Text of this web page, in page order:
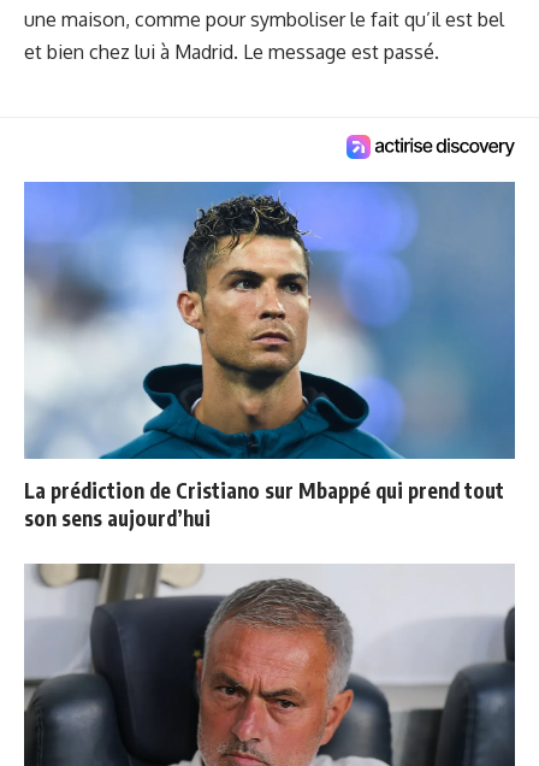
une maison, comme pour symboliser le fait qu’il est bel
et bien chez lui à Madrid. Le message est passé.
La prédiction de Cristiano sur Mbappé qui prend tout
son sens aujourd’hui